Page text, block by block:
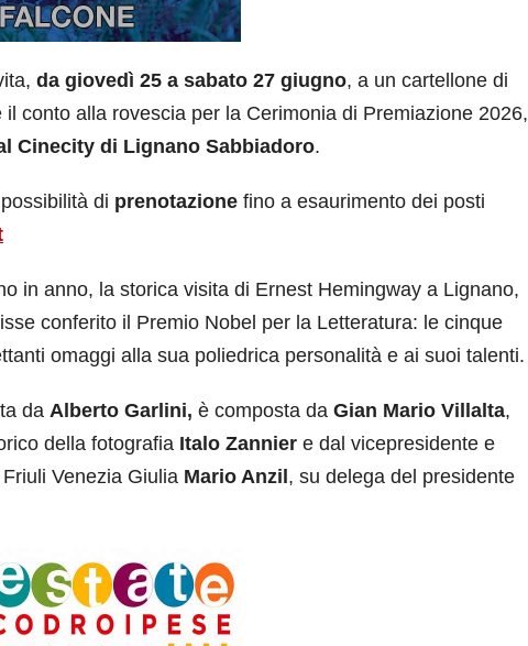
da giovedì 25 a sabato 27 giugno, a un cartellone di
conto alla rovescia per la Cerimonia di Premiazione 2026,
Cinecity di Lignano Sabbiadoro.
di prenotazione fino a esaurimento dei posti
in anno, la storica visita di Ernest Hemingway a Lignano,
conferito il Premio Nobel per la Letteratura: le cinque
omaggi alla sua poliedrica personalità e ai suoi talenti.
da Alberto Garlini, è composta da Gian Mario Villalta,
della fotografia Italo Zannier e dal vicepresidente e
Venezia Giulia Mario Anzil, su delega del presidente